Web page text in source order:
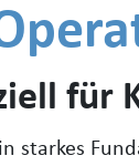
für
starkes